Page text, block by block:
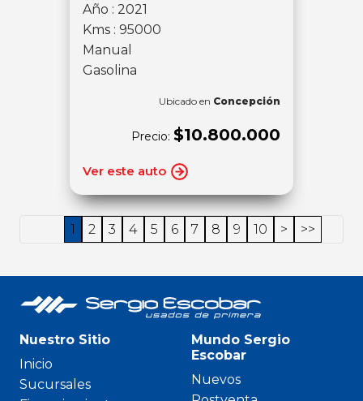
Año : 2021
Kms : 95000
Manual
Gasolina
Ubicado en Concepción
Precio: $10.800.000
Ver este auto
1 2 3 4 5 6 7 8 9 10 > >>
Nuestro Sitio
Inicio
Sucursales
Mundo Sergio
Escobar
Nuevos